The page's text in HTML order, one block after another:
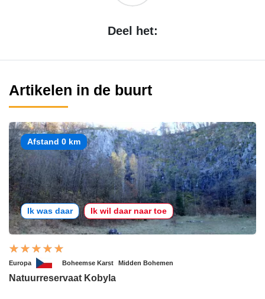
Deel het:
Artikelen in de buurt
Afstand 0 km
Ik was daar Ik wil daar naar toe
Europa Boheemse Karst Midden Bohemen
Natuurreservaat Kobyla